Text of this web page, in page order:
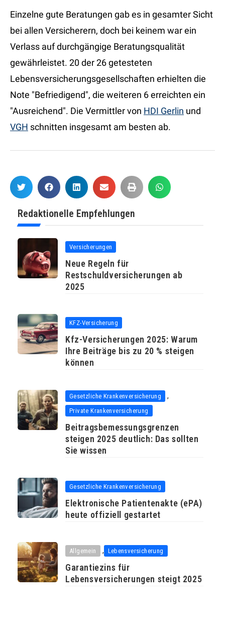
Einzelne gute Beratungen gab es in gesamter Sicht
bei allen Versicherern, doch bei keinem war ein
Verlass auf durchgängige Beratungsqualität
gewährleistet. 20 der 26 getesteten
Lebensversicherungsgesellschaften erhielten die
Note "Befriedigend", die weiteren 6 erreichten ein
"Ausreichend". Die Vermittler von HDI Gerlin und
VGH schnitten insgesamt am besten ab.
Redaktionelle Empfehlungen
Versicherungen
Neue Regeln für
Restschuldversicherungen ab
2025
KFZ-Versicherung
Kfz-Versicherungen 2025: Warum
Ihre Beiträge bis zu 20 % steigen
können
Gesetzliche Krankenversicherung ,
Private Krankenversicherung
Beitragsbemessungsgrenzen
steigen 2025 deutlich: Das sollten
Sie wissen
Gesetzliche Krankenversicherung
Elektronische Patientenakte (ePA)
heute offiziell gestartet
Allgemein , Lebensversicherung
Garantiezins für
Lebensversicherungen steigt 2025